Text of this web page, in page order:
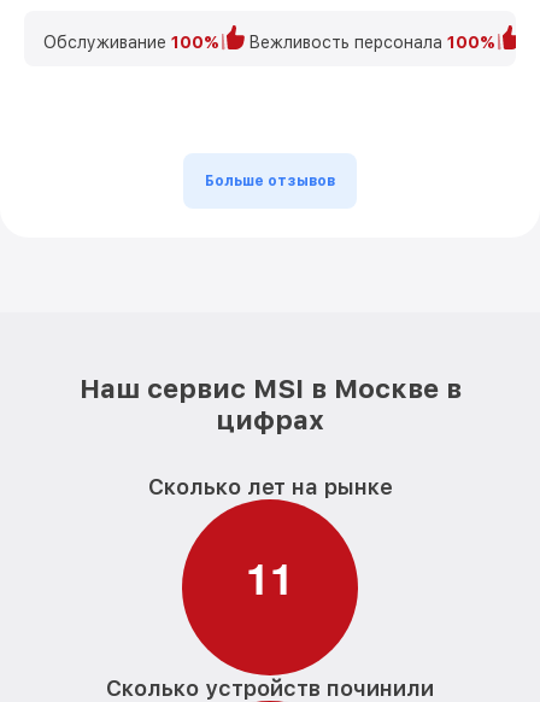
Обслуживание 100% Вежливость персонала 100%
Больше отзывов
Наш сервис MSI в Москве в
цифрах
Сколько лет на рынке
11
Сколько устройств починили